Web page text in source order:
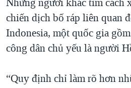
chiến dịch bố ráp liên quan
Indonesia, một quốc gia
công dân chủ yếu là người
“Quy định chỉ làm rõ hơn